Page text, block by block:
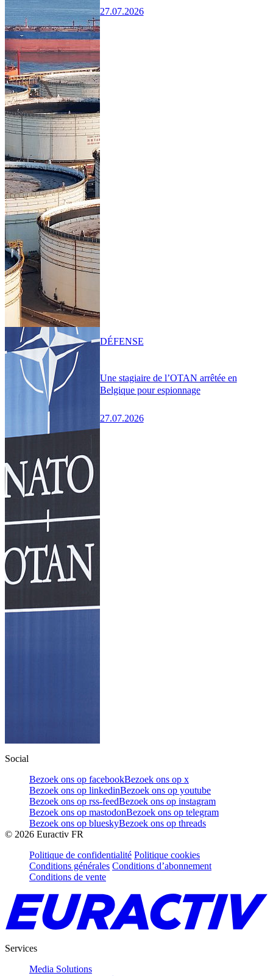
27.07.2026
Une stagiaire de l’OTAN arrêtée en
Belgique pour espionnage
27.07.2026
DÉFENSE
Social
Bezoek ons op facebookBezoek ons op x
Bezoek ons op linkedinBezoek ons op youtube
Bezoek ons op rss-feedBezoek ons op instagram
Bezoek ons op mastodonBezoek ons op telegram
Bezoek ons op blueskyBezoek ons op threads
© 2026 Euractiv FR
Politique de confidentialité Politique cookies
Conditions générales Conditions d’abonnement
Conditions de vente
Services
Media Solutions